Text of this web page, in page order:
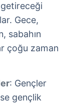
Gece,
sabahın
çoğu zaman
: Gençler
gençlik